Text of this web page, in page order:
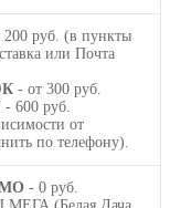
200 руб. (в пункты
или Почта
- от 300 руб.
- 600 руб.
от
по телефону).
МО - 0 руб.